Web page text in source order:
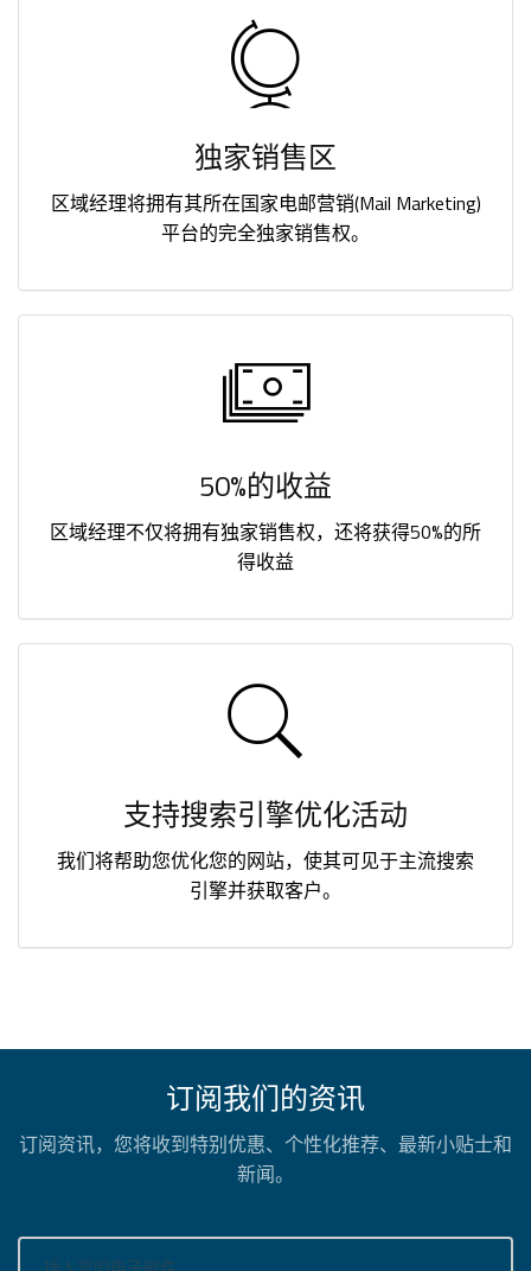
独家销售区
区域经理将拥有其所在国家电邮营销(Mail Marketing)
平台的完全独家销售权。
50%的收益
区域经理不仅将拥有独家销售权，还将获得50%的所
得收益
支持搜索引擎优化活动
我们将帮助您优化您的网站，使其可见于主流搜索
引擎并获取客户。
订阅我们的资讯
订阅资讯，您将收到特别优惠、个性化推荐、最新小贴士和
新闻。